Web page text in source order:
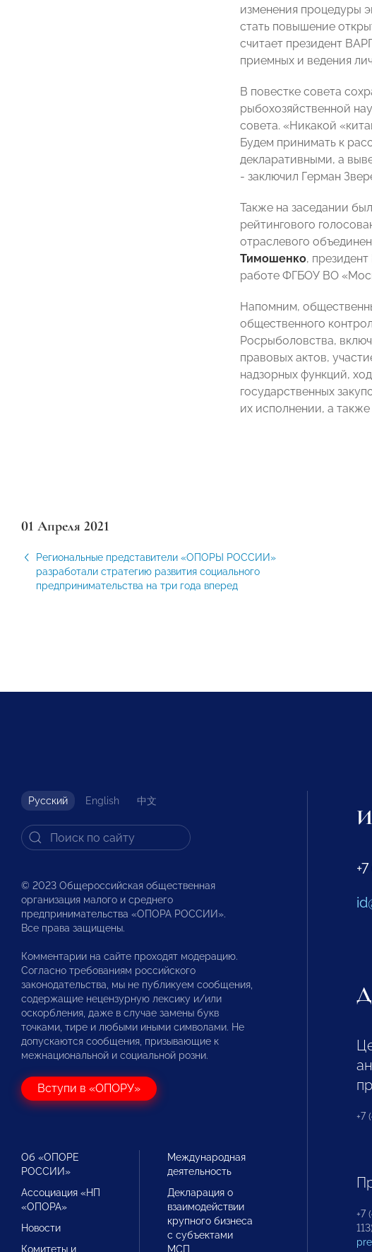
изменения процедуры
стать повышение
считает президент
приемных и ведения
В повестке совета
рыбохозяйственной
совета. «Никакой
Будем принимать к
декларативными, а
- заключил Герман
Также на заседании
рейтингового
отраслевого
Тимошенко,
работе ФГБОУ ВО
Напомним,
общественного
Росрыболовства,
правовых актов,
надзорных функций,
государственных
их исполнении, а
01 Апреля 2021
Региональные представители «ОПОРЫ РОССИИ»
разработали стратегию развития социального
предпринимательства на три года вперед
Русский English 中文
© 2023 Общероссийская общественная
организация малого и среднего
предпринимательства «ОПОРА РОССИИ».
Все права защищены.
Комментарии на сайте проходят модерацию.
Согласно требованиям российского
законодательства, мы не публикуем сообщения,
содержащие нецензурную лексику и/или
оскорбления, даже в случае замены букв
точками, тире и любыми иными символами. Не
допускаются сообщения, призывающие к
межнациональной и социальной розни.
Вступи в «ОПОРУ»
Об «ОПОРЕ
РОССИИ»
Ассоциация «НП
«ОПОРА»
Новости
Комитеты и
Международная
деятельность
Декларация о
взаимодействии
крупного бизнеса
с субъектами
МСП
+7
+7
113)